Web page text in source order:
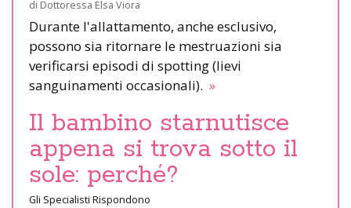
di Dottoressa Elsa Viora
Durante l'allattamento, anche esclusivo,
possono sia ritornare le mestruazioni sia
verificarsi episodi di spotting (lievi
sanguinamenti occasionali). »
Il bambino starnutisce
appena si trova sotto il
sole: perché?
Gli Specialisti Rispondono